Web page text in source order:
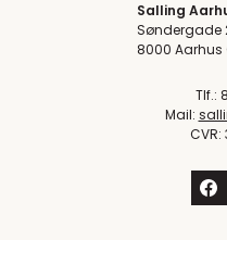
Salling
Søndergade
8000 Aarhus
Tlf.:
Mail:
CVR: